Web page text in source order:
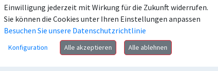
Einwilligung jederzeit mit Wirkung für die Zukunft widerrufen.
Sie können die Cookies unter Ihren Einstellungen anpassen
Besuchen Sie unsere Datenschutzrichtlinie
Konfiguration Alle akzeptieren Alle ablehnen